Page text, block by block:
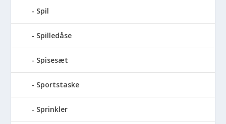
Spil
Spilledåse
Spisesæt
Sportstaske
Sprinkler